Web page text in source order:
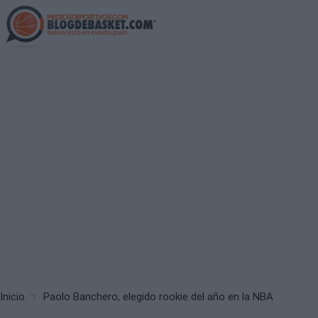
Skip
to
main
Breadcrumb
Inicio Paolo Banchero, elegido rookie del año en la NBA